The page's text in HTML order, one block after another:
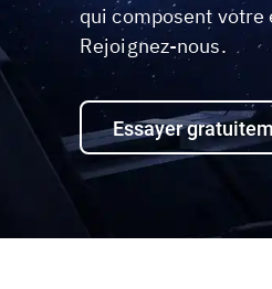
qui composent
Rejoignez-nous.
Essayer